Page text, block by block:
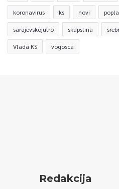
koronavirus ks novi
sarajevskojutro skupstina
Vlada KS vogosca
Redakcija